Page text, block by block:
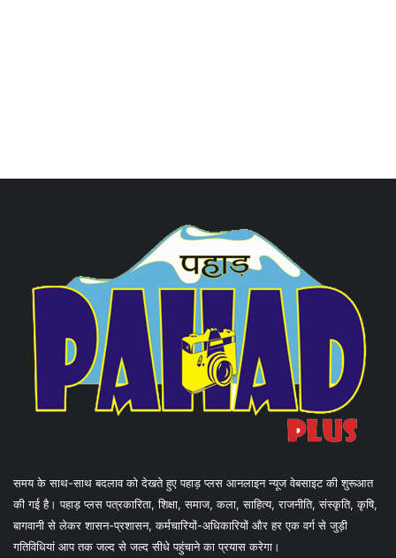
समय के साथ-साथ बदलाव को देखते हुए पहाड़ प्लस आनलाइन न्यूज वेबसाइट की शुरूआत
की गई है। पहाड़ प्लस पत्रकारिता, शिक्षा, समाज, कला, साहित्य, राजनीति, संस्कृति, कृषि,
बागवानी से लेकर शासन-प्रशासन, कर्मचारियों-अधिकारियों और हर एक वर्ग से जुड़ी
गतिविधियां आप तक जल्द से जल्द सीधे पहुंचाने का प्रयास करेगा।